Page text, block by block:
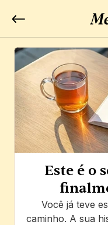
Este é o
Você já teve
caminho. A sua